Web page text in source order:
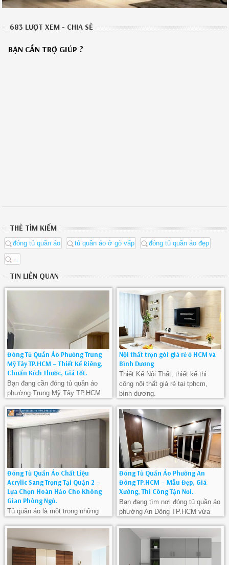
683 LƯỢT XEM - CHIA SẺ
BẠN CẦN TRỢ GIÚP ?
THẺ TÌM KIẾM
đóng tủ quần áo tủ quần áo ở gò vấp đóng tủ quần áo đẹp
...
TIN LIÊN QUAN
Đóng Tủ Quần Áo Phường Trung
Mỹ Tây TP.HCM – Thiết Kế Riêng,
Chuẩn Kích Thước, Giá Tốt.
Bạn đang cần đóng tủ quần áo
phường Trung Mỹ Tây TP.HCM
Chúng tôi chuyên thi công tủ quần
áo gỗ công nghiệp tại phường
Trung Mỹ Tây, thiết kế chuẩn
từng centimet, phù hợp với mọi
Nội thất trọn gói giá rẻ ở HCM và
Bình Dương
Thiết Kế Nội Thất, thiết kế thi
công nội thất giá rẻ tại tphcm,
bình dương.
Đóng Tủ Quần Áo Chất Liệu
Acrylic Sang Trọng Tại Quận 2 –
Lựa Chọn Hoàn Hảo Cho Không
Gian Phòng Ngủ.
Tủ quần áo là một trong những
trong mỗi gia đình, giúp sắp xếp
và bảo quản quần áo gọn gàng,
ngăn nắp. Trong những năm gần
đây, tủ quần áo chất liệu acrylic
Đóng Tủ Quần Áo Phường An
Đông TP.HCM – Mẫu Đẹp, Giá
Xưởng, Thi Công Tận Nơi.
Bạn đang tìm nơi đóng tủ quần áo
phường An Đông TP.HCM vừa
Chúng tôi chuyên thi công tủ quần
áo gỗ công nghiệp tại phường An
Đông, đo đạc tận nơi, thiết kế
theo không gian và sở thích riêng